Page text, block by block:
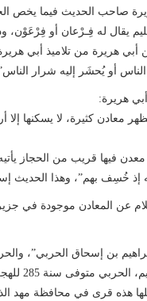
صاحب الحديث فيما يخص
له فِـرْعان أو فِرْعَوْن،
هريرة من تلاميذ أبي
أو يُحشَر إليه شرار
هريرة:
معادن كثيرة، لا يسكنها
فيها قريب من الحجاز
إذ خُسِف بهم”، وهذا الحديث
عن المعادن موجودة
بن إسحاق الحربي”،
هذه قرى في محافظة مهد